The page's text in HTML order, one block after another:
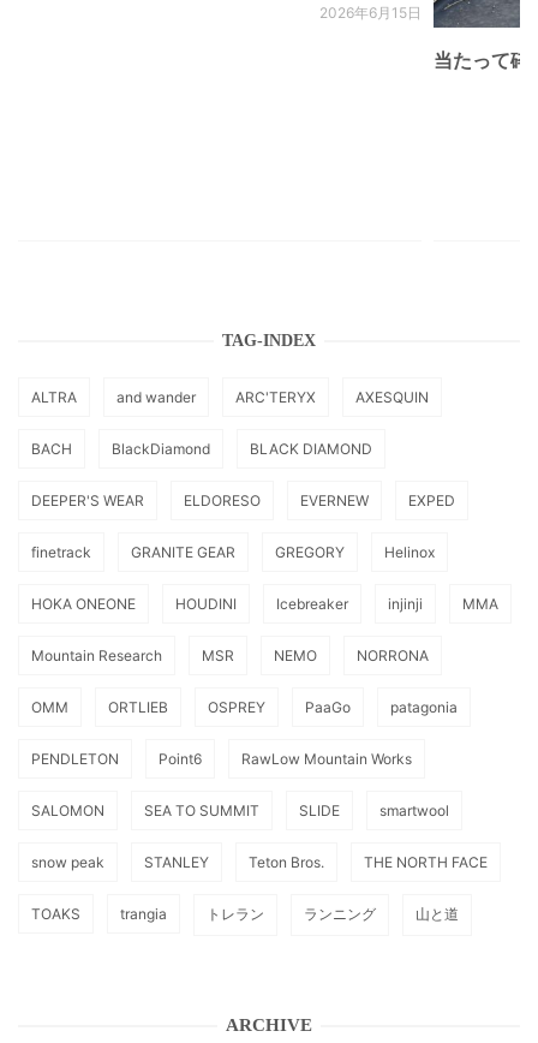
2026年6月15日
当たって砕
TAG-INDEX
ALTRA and wander ARC'TERYX AXESQUIN
BACH BlackDiamond BLACK DIAMOND
DEEPER'S WEAR ELDORESO EVERNEW EXPED
finetrack GRANITE GEAR GREGORY Helinox
HOKA ONEONE HOUDINI Icebreaker injinji MMA
Mountain Research MSR NEMO NORRONA
OMM ORTLIEB OSPREY PaaGo patagonia
PENDLETON Point6 RawLow Mountain Works
SALOMON SEA TO SUMMIT SLIDE smartwool
snow peak STANLEY Teton Bros. THE NORTH FACE
TOAKS trangia トレラン ランニング 山と道
ARCHIVE